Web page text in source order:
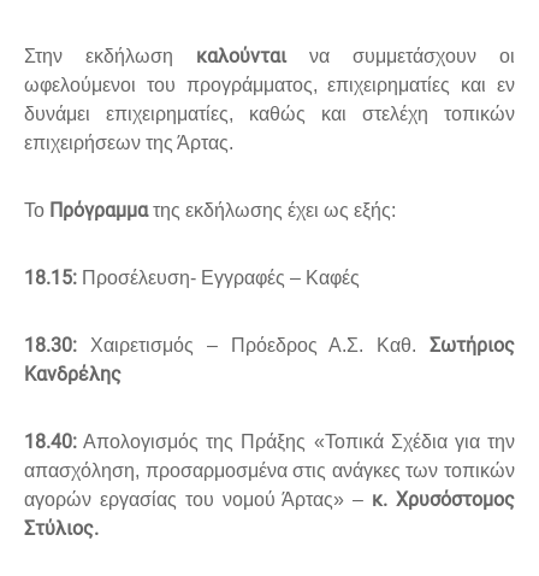
Στην εκδήλωση καλούνται να συμμετάσχουν οι
ωφελούμενοι του προγράμματος, επιχειρηματίες και εν
δυνάμει επιχειρηματίες, καθώς και στελέχη τοπικών
επιχειρήσεων της Άρτας.
Το Πρόγραμματης εκδήλωσης έχει ως εξής:
18.15: Προσέλευση- Εγγραφές – Καφές
18.30: Χαιρετισμός – Πρόεδρος Α.Σ. Καθ. Σωτήριος
Κανδρέλης
18.40: Απολογισμός της Πράξης «Τοπικά Σχέδια για την
απασχόληση, προσαρμοσμένα στις ανάγκες των τοπικών
αγορών εργασίας του νομού Άρτας» – κ. Χρυσόστομος
Στύλιος.